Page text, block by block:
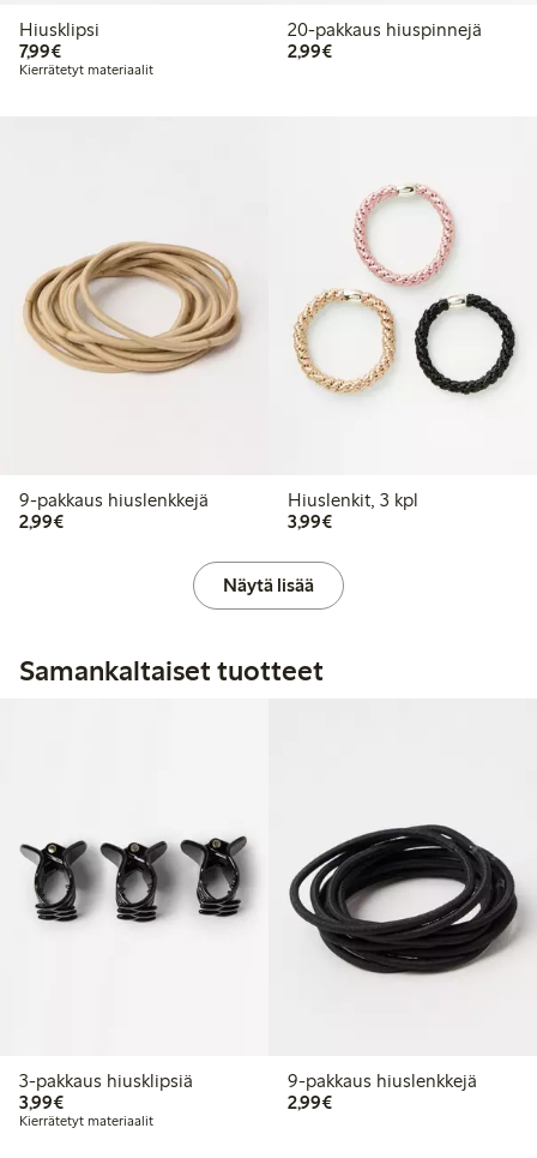
Hiusklipsi
7,99€7,99 €
Kierrätetyt materiaalit
20-pakkaus hiuspinnejä
2,99€2,99 €
9-pakkaus hiuslenkkejä
2,99€2,99 €
Hiuslenkit, 3 kpl
3,99€3,99 €
Näytä lisää
Samankaltaiset tuotteet
3-pakkaus hiusklipsiä
3,99€3,99 €
Kierrätetyt materiaalit
9-pakkaus hiuslenkkejä
2,99€2,99 €